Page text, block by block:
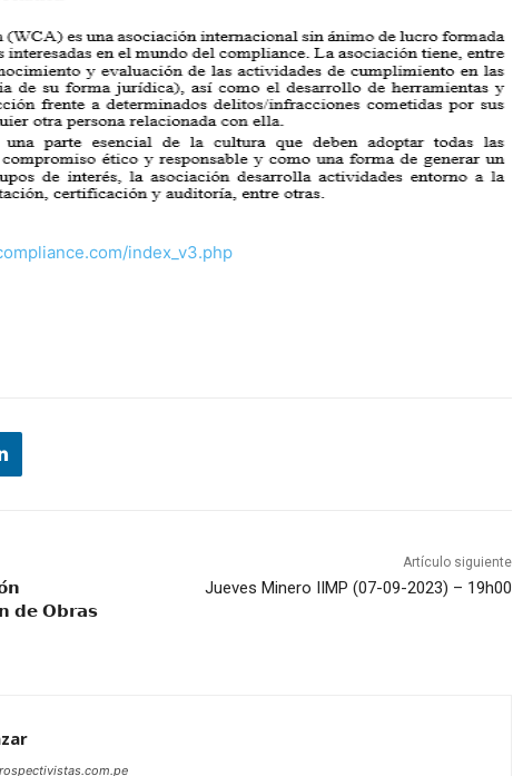
index_v3.php
𝗱𝗲 𝗢𝗯𝗿𝗮𝘀
Artículo siguiente
Jueves Minero IIMP (07-09-2023) – 19h00